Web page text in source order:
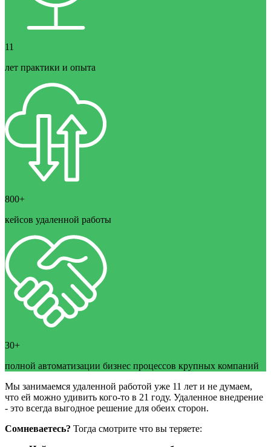
11
лет практики и опыта
800+
кейсов удаленной работы
30+
полной автоматизации бизнес процессов крупных компаний
Мы занимаемся удаленной работой уже 11 лет и не думаем,
что ей можно удивить кого-то в 21 году. Удаленное внедрение
- это всегда выгодное решение для обеих сторон.
Сомневаетесь? Тогда смотрите что вы теряете: